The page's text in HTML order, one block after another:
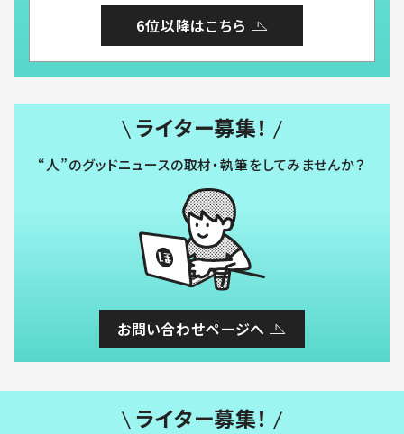
6位以降はこちら
ライター募集！
“人”のグッドニュースの取材・執筆をしてみませんか？
お問い合わせページへ
ライター募集！